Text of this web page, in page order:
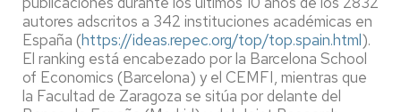
autores adscritos a 342 instituciones académicas en
España (https://ideas.repec.org/top/top.spain.html).
El ranking está encabezado por la Barcelona School
of Economics (Barcelona) y el CEMFI, mientras que
la Facultad de Zaragoza se sitúa por delante del